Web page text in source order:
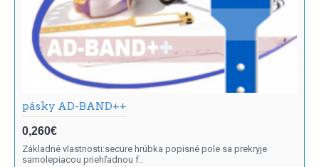
pásky AD-BAND++
0,260€
Základné vlastnosti:secure hrúbka popisné pole sa prekryje
samolepiacou priehľadnou f..